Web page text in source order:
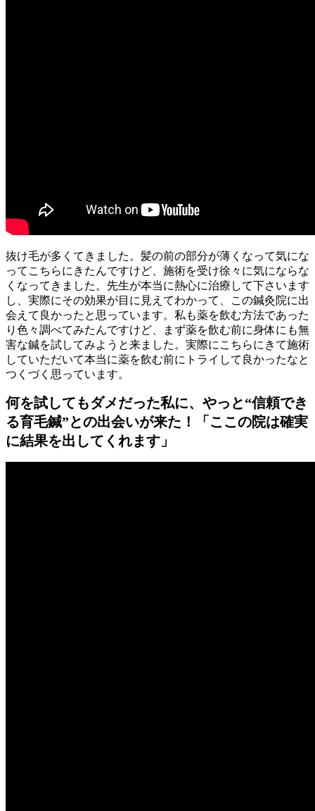
抜け毛が多くてきました。髪の前の部分が薄くなって気にな
ってこちらにきたんですけど、施術を受け徐々に気にならな
くなってきました。先生が本当に熱心に治療して下さいます
し、実際にその効果が目に見えてわかって、この鍼灸院に出
会えて良かったと思っています。私も薬を飲む方法であった
り色々調べてみたんですけど、まず薬を飲む前に身体にも無
害な鍼を試してみようと来ました。実際にこちらにきて施術
していただいて本当に薬を飲む前にトライして良かったなと
つくづく思っています。
何を試してもダメだった私に、やっと“信頼でき
る育毛鍼”との出会いが来た！「ここの院は確実
に結果を出してくれます」